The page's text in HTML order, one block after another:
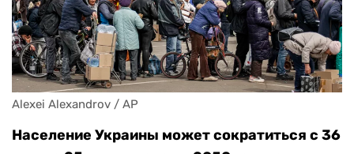
Alexei Alexandrov / AP
Население Украины может сократиться с 36